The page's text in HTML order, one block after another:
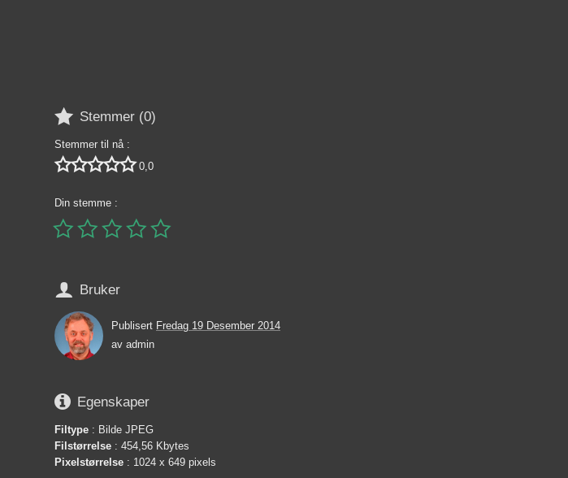
 Stemmer (0)
Stemmer til nå :
 0,0
Din stemme :

 Bruker
Publisert Fredag 19 Desember 2014
av admin
 Egenskaper
Filtype : Bilde JPEG
Filstørrelse : 454,56 Kbytes
Pixelstørrelse : 1024 x 649 pixels